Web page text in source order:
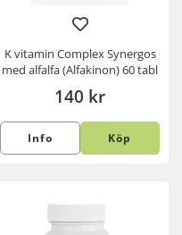
K vitamin Complex Synergos
med alfalfa (Alfakinon) 60 tabl
140 kr
Info Köp